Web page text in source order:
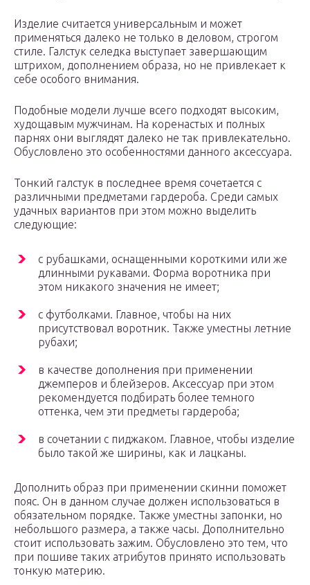
Изделие считается универсальным и может
применяться далеко не только в деловом, строгом
стиле. Галстук селедка выступает завершающим
штрихом, дополнением образа, но не привлекает к
себе особого внимания.
Подобные модели лучше всего подходят высоким,
худощавым мужчинам. На коренастых и полных
парнях они выглядят далеко не так привлекательно.
Обусловлено это особенностями данного аксессуара.
Тонкий галстук в последнее время сочетается с
различными предметами гардероба. Среди самых
удачных вариантов при этом можно выделить
следующие:
с рубашками, оснащенными короткими или же
длинными рукавами. Форма воротника при
этом никакого значения не имеет;
с футболками. Главное, чтобы на них
присутствовал воротник. Также уместны летние
рубахи;
в качестве дополнения при применении
джемперов и блейзеров. Аксессуар при этом
рекомендуется подбирать более темного
оттенка, чем эти предметы гардероба;
в сочетании с пиджаком. Главное, чтобы изделие
было такой же ширины, как и лацканы.
Дополнить образ при применении скинни поможет
пояс. Он в данном случае должен использоваться в
обязательном порядке. Также уместны запонки, но
небольшого размера, а также часы. Дополнительно
стоит использовать зажим. Обусловлено это тем, что
при пошиве таких атрибутов принято использовать
тонкую материю.